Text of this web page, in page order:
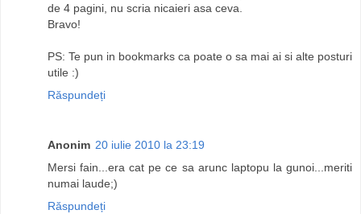
de 4 pagini, nu scria nicaieri asa ceva.
Bravo!
PS: Te pun in bookmarks ca poate o sa mai ai si alte posturi
utile :)
Răspundeți
Anonim 20 iulie 2010 la 23:19
Mersi fain...era cat pe ce sa arunc laptopu la gunoi...meriti
numai laude;)
Răspundeți